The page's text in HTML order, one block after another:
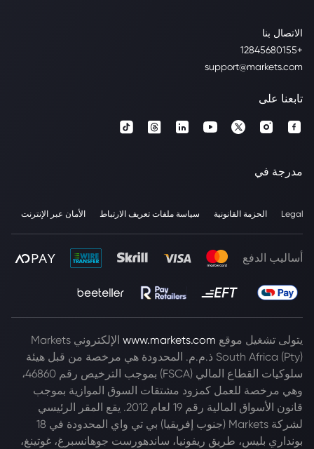
الاتصال بنا
+12845680155
support@markets.com
تابعنا على
مدرجة في
Legal الحزمة القانونية سياسة ملفات تعريف الارتباط الأمان عبر الإنترنت
أساليب الدفع
يتولى تشغيل موقع www.markets.com
الإلكتروني Markets
South Africa (Pty) ذ.م.م. المحدودة هي مرخصة من قبل هيئة
سلوكيات القطاع المالي (FSCA) بموجب الترخيص رقم 46860،
وهي مرخصة للعمل كمزود مشتقات السوق الموازية بموجب
قانون الأسواق المالية رقم 19 لعام 2012. يقع المقر الرئيسي
لشركة Markets (جنوب إفريقيا) بي تي واي المحدودة في 18
بونداري بليس، طريق ريفونيا، ساندهورست جوهانسبرغ، غوتينغ،